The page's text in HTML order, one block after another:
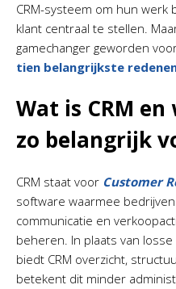
CRM-systeem om hun
klant centraal te stellen.
gamechanger geworden
tien belangrijkste
Wat is CRM
zo belangrijk
CRM staat voor Customer
software waarmee
communicatie en
beheren. In plaats van
biedt CRM overzicht,
betekent dit minder